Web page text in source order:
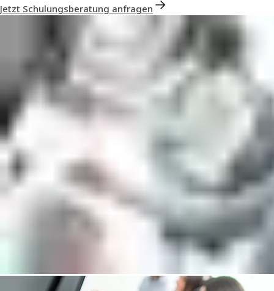
Jetzt Schulungsberatung anfragen